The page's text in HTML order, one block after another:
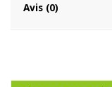
Avis (0)